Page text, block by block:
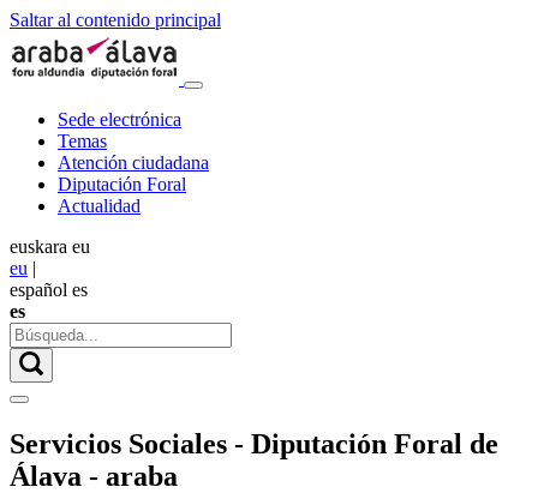
Saltar al contenido principal
Sede electrónica
Temas
Atención ciudadana
Diputación Foral
Actualidad
euskara eu
eu |
español es
es
Servicios Sociales - Diputación Foral de
Álava - araba